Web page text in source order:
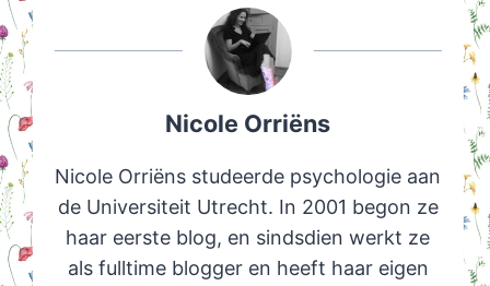
Nicole Orriëns
Nicole Orriëns studeerde psychologie aan
de Universiteit Utrecht. In 2001 begon ze
haar eerste blog, en sindsdien werkt ze
als fulltime blogger en heeft haar eigen